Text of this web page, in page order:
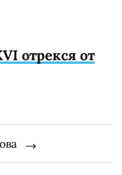
отрекся от